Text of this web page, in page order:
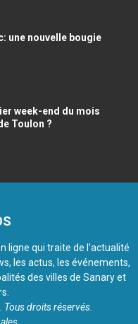
une nouvelle bougie
week-end du mois
Toulon ?
ligne qui traite de l'actualité
les actus, les événements,
des villes de Sanary et
droits réservés.